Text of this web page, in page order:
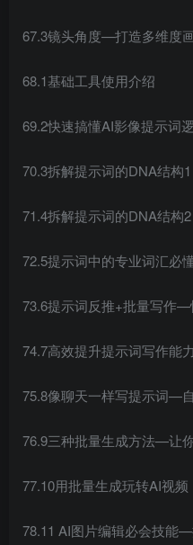
67.3镜头角度—打造多维度
68.1基础工具使用介绍
69.2快速搞懂AI影像提示词
70.3拆解提示词的DNA结构1
71.4拆解提示词的DNA结构2
72.5提示词中的专业词汇必
73.6提示词反推+批量写作
74.7高效提升提示词写作能力
75.8像聊天一样写提示词—
76.9三种批量生成方法—让
77.10用批量生成玩转AI视频
78.11 AI图片编辑必会技能